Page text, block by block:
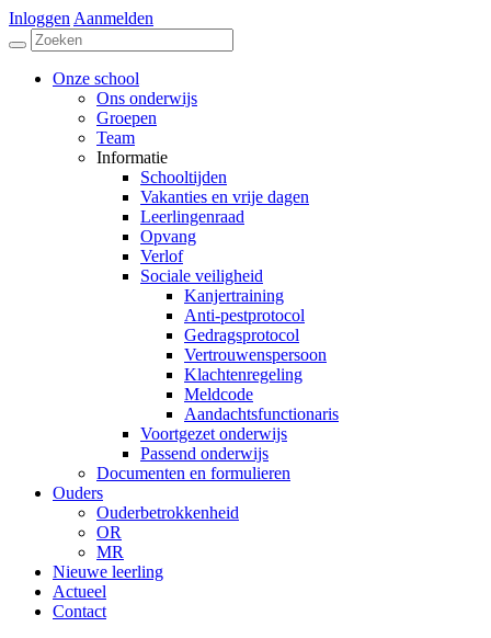
Inloggen Aanmelden
Onze school
Ons onderwijs
Groepen
Team
Informatie
Schooltijden
Vakanties en vrije dagen
Leerlingenraad
Opvang
Verlof
Sociale veiligheid
Kanjertraining
Anti-pestprotocol
Gedragsprotocol
Vertrouwenspersoon
Klachtenregeling
Meldcode
Aandachtsfunctionaris
Voortgezet onderwijs
Passend onderwijs
Documenten en formulieren
Ouders
Ouderbetrokkenheid
OR
MR
Nieuwe leerling
Actueel
Contact